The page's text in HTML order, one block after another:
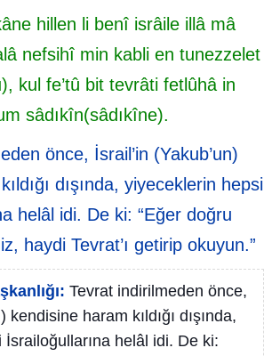
hillen li benî isrâile illâ mâ
nefsihî min kabli en tunezzelet
kul fe’tû bit tevrâti fetlûhâ in
sâdıkîn(sâdıkîne).
önce, İsrail’in (Yakub’un)
dışında, yiyeceklerin hepsi
helâl idi. De ki: “Eğer doğru
haydi Tevrat’ı getirip okuyun.”
Tevrat indirilmeden önce,
kendisine haram kıldığı dışında,
helâl idi. De ki: